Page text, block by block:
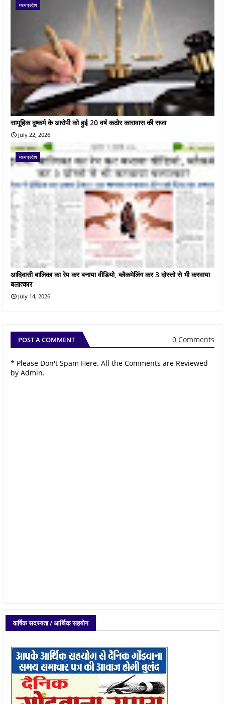
मध्यप्रदेश
सामूहिक दुष्कर्म के आरोपी को हुई 20 वर्ष कठोर कारावास की सजा
July 22, 2026
मध्यप्रदेश
आदिवासी बालिका का रेप कर बनाया वीडियो, ब्लैकमेलिंग कर 3 दोस्तो से भी करवाया
बलात्कार
July 14, 2026
POST A COMMENT 0 Comments
* Please Don't Spam Here. All the Comments are Reviewed
by Admin.
वार्षिक सदस्यता / आर्थिक सहयोग